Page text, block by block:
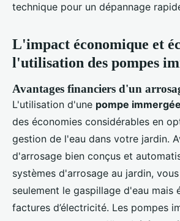
technique pour un dépannage
L'impact économique et
l'utilisation des pompes
Avantages financiers d'un
L'utilisation d'une pompe immergée
des économies considérables en
gestion de l'eau dans votre jardin.
d'arrosage bien conçus et
systèmes d'arrosage au jardin,
seulement le gaspillage d'eau mais
factures d’électricité. Les pompes